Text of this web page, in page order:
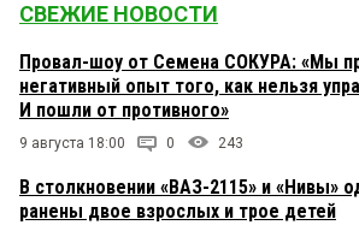
СВЕЖИЕ НОВОСТИ
Провал-шоу от Семена СОКУРА: «Мы
негативный опыт того, как нельзя
И пошли от противного»
9 августа 18:00 0 243
В столкновении «ВАЗ-2115» и «Нивы»
ранены двое взрослых и трое детей